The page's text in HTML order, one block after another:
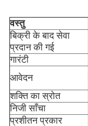
वस्तु
बिक्री के बाद सेवा
प्रदान की गई
गारंटी
आवेदन
शक्ति का स्रोत
निजी साँचा
प्रशीतन प्रकार